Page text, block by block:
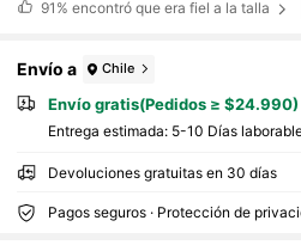
91% encontró que era fiel a la talla
Envío a Chile
Envío gratis(Pedidos ≥ $24.990)
Entrega estimada: 5-10 Días
Devoluciones gratuitas en 30 días
Pagos seguros · Protección de